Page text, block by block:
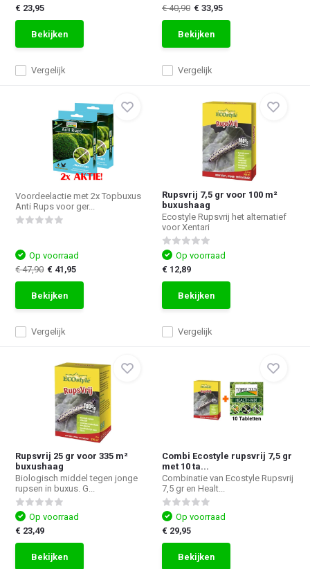
Vergelijk
€ 23,95
Bekijken
Vergelijk
€ 40,90 € 33,95
Bekijken
Voordeelactie met 2x Topbuxus
Anti Rups voor ger...
Vergelijk
Op voorraad
€ 47,90 € 41,95
Bekijken
Rupsvrij 7,5 gr voor 100 m²
buxushaag
Ecostyle Rupsvrij het alternatief
voor Xentari
Vergelijk
Op voorraad
€ 12,89
Bekijken
Rupsvrij 25 gr voor 335 m²
buxushaag
Biologisch middel tegen jonge
rupsen in buxus. G...
Op voorraad
€ 23,49
Bekijken
Combi Ecostyle rupsvrij 7,5 gr
met 10 ta...
Combinatie van Ecostyle Rupsvrij
7,5 gr en Healt...
Op voorraad
€ 29,95
Bekijken